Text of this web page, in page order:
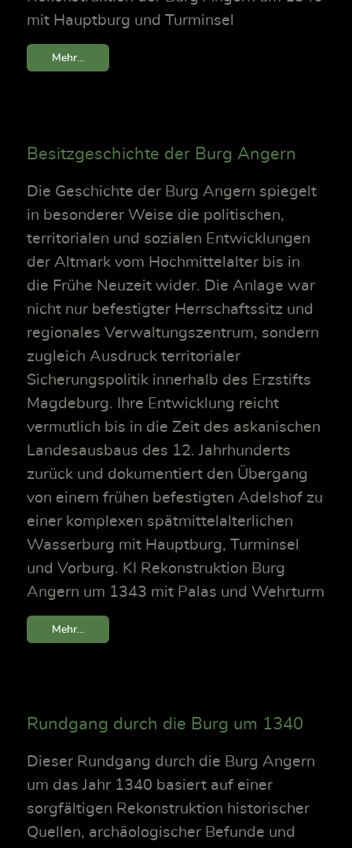
mit Hauptburg und Turminsel
Mehr...
Besitzgeschichte der Burg Angern
Die Geschichte der Burg Angern spiegelt
in besonderer Weise die politischen,
territorialen und sozialen Entwicklungen
der Altmark vom Hochmittelalter bis in
die Frühe Neuzeit wider. Die Anlage war
nicht nur befestigter Herrschaftssitz und
regionales Verwaltungszentrum, sondern
zugleich Ausdruck territorialer
Sicherungspolitik innerhalb des Erzstifts
Magdeburg. Ihre Entwicklung reicht
vermutlich bis in die Zeit des askanischen
Landesausbaus des 12. Jahrhunderts
zurück und dokumentiert den Übergang
von einem frühen befestigten Adelshof zu
einer komplexen spätmittelalterlichen
Wasserburg mit Hauptburg, Turminsel
und Vorburg. KI Rekonstruktion Burg
Angern um 1343 mit Palas und Wehrturm
Mehr...
Rundgang durch die Burg um 1340
Dieser Rundgang durch die Burg Angern
um das Jahr 1340 basiert auf einer
sorgfältigen Rekonstruktion historischer
Quellen, archäologischer Befunde und